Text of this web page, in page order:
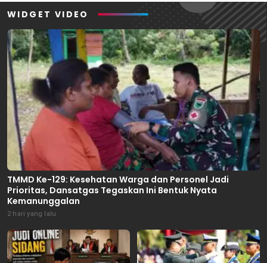
WIDGET VIDEO
TMMD Ke-129: Kesehatan Warga dan Personel Jadi
Prioritas, Dansatgas Tegaskan Ini Bentuk Nyata
Kemanunggalan
2 hari yang lalu